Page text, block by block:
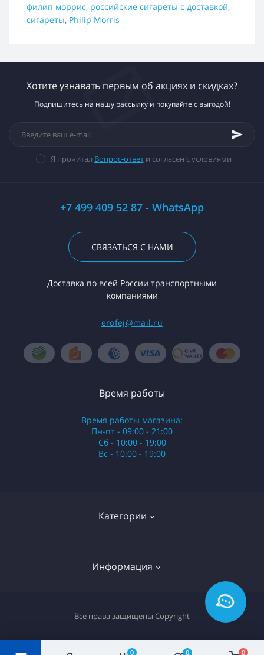
0 0 0
филип моррис, российские сигареты с доставкой,
сигареты, Philip Morris
Хотите узнавать первым об акциях и скидках?
Подпишитесь на нашу рассылку и покупайте с выгодой!
Я прочитал Вопрос-ответи согласен с условиями
+7 499 409 52 87 - WhatsApp
СВЯЗАТЬСЯ С НАМИ
Доставка по всей России транспортными
компаниями
erofej@mail.ru
Категории
Российские сигареты
Информация
Время работы
Время работы магазина:
Пн-пт - 09:00 - 21:00
Сб - 10:00 - 19:00
Вс - 10:00 - 19:00
Все права защищены Copyright